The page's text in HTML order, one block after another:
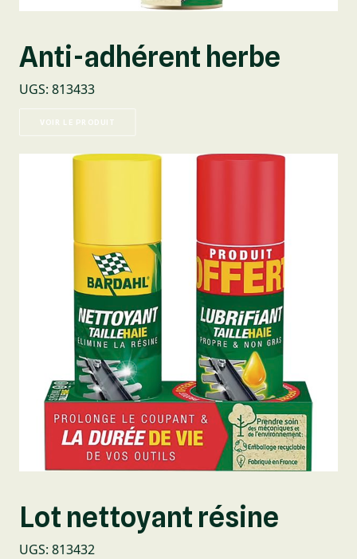
Anti-adhérent herbe
UGS: 813433
VOIR LE PRODUIT
Lot nettoyant résine
UGS: 813432